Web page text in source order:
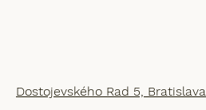
Dostojevského Rad 5, Bratislava